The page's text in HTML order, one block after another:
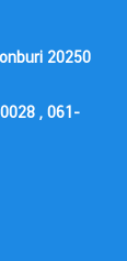
20250
, 061-